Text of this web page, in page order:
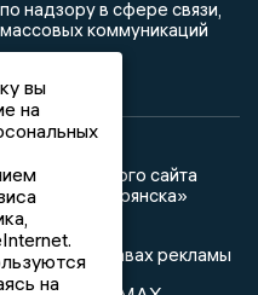
надзору в сфере связи,
коммуникаций
с данного сайта
«Новости Брянска»
на правах рекламы
вы
на
на